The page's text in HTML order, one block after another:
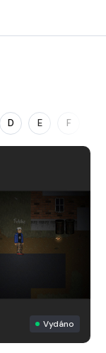
D E F
Vydáno